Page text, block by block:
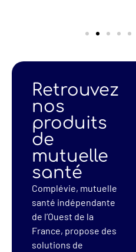
Retrouvez
nos
produits
de
mutuelle
santé
Complévie, mutuelle
santé indépendante
de l’Ouest de la
France, propose des
solutions de